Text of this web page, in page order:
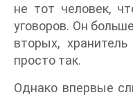
не тот человек,
уговоров. Он
вторых,
просто так.
Однако впервые